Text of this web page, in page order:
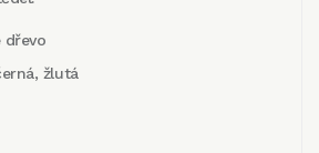
dřevo
žlutá